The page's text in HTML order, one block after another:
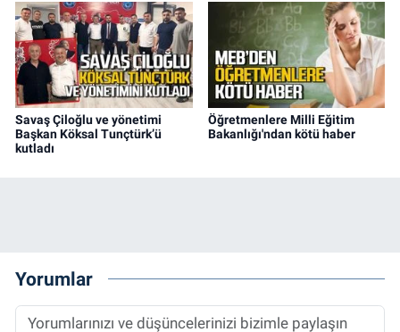
Savaş Çiloğlu ve yönetimi
Başkan Köksal Tunçtürk’ü
kutladı
Öğretmenlere Milli Eğitim
Bakanlığı'ndan kötü haber
Yorumlar